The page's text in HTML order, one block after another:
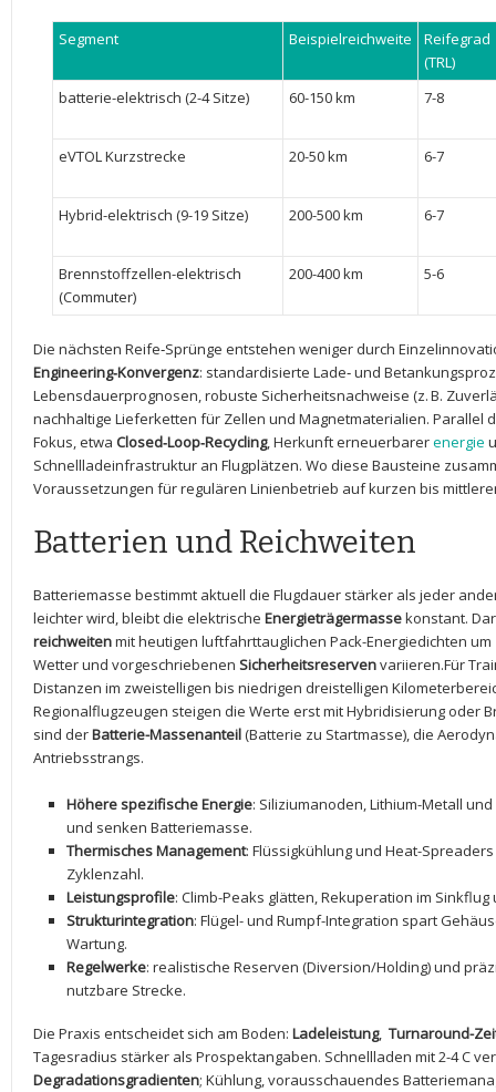
Segment Beispielreichweite
Reifegrad
(TRL)
batterie-elektrisch⁣ (2-4 Sitze)
60-150 km 7-8
eVTOL Kurzstrecke 20-50 ⁢km 6-7
Hybrid-elektrisch (9-19 ⁤Sitze) 200-500 km 6-7
Brennstoffzellen-elektrisch
(Commuter)
200-400 km 5-6
Die nächsten Reife‑Sprünge entstehen weniger ‍durch
Engineering‑Konvergenz: standardisierte ⁤Lade‑ und
Lebensdauerprognosen,⁤ robuste⁢ Sicherheitsnachweise (z. B.
nachhaltige Lieferketten‌ für⁤ Zellen und Magnetmaterialien. ⁢Parallel
Fokus, etwa Closed‑Loop‑Recycling, Herkunft erneuerbarer​energie
Schnellladeinfrastruktur an‌ Flugplätzen. ⁣Wo diese Bausteine
Voraussetzungen für regulären Linienbetrieb auf kurzen⁢ bis⁢
Batterien und Reichweiten
Batteriemasse bestimmt aktuell ‌die Flugdauer stärker als jeder⁣
leichter wird, bleibt die elektrische Energieträgermassekonstant.
reichweitenmit heutigen ⁢luftfahrttauglichen Pack-Energiedichten um
Wetter‍ und ⁤vorgeschriebenen Sicherheitsreserven‍variieren.Für
Distanzen im zweistelligen ​bis niedrigen ⁣dreistelligen‌
Regionalflugzeugen⁤ steigen ‌die Werte erst⁤ mit Hybridisierung oder
sind derBatterie-Massenanteil(Batterie zu Startmasse), die⁣
Antriebsstrangs.
Höhere spezifische Energie:⁣ Siliziumanoden, Lithium-Metall
und senken Batteriemasse.
Thermisches Management: Flüssigkühlung und Heat-
⁣Zyklenzahl.
Leistungsprofile: Climb-Peaks‌ glätten, Rekuperation im
Strukturintegration: Flügel- und Rumpf-Integration spart
Wartung.
Regelwerke: realistische Reserven (Diversion/Holding) ⁣und
nutzbare Strecke.
Die⁣ Praxis entscheidet sich am Boden:⁤ Ladeleistung, ​ Turnaround-
Tagesradius⁣ stärker als Prospektangaben. Schnellladen‌ mit 2-4 C
Degradationsgradienten; Kühlung, vorausschauendes